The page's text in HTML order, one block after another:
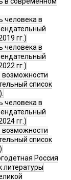
человека в
гг.)
человека в
гг.)
возможности
список
человека в
гг.)
возможности
список
Россия
литературы